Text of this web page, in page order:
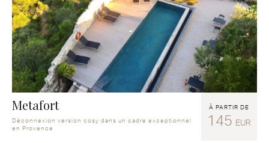
Metafort
Déconnexion version cosy dans un cadre exceptionnel
en Provence
À PARTIR DE
145 EUR